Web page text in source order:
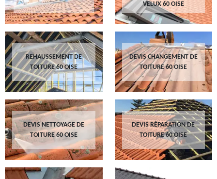
VELUX 60 OISE
REHAUSSEMENT DE
TOITURE 60 OISE
DEVIS CHANGEMENT DE
TOITURE 60 OISE
DEVIS NETTOYAGE DE
TOITURE 60 OISE
DEVIS RÉPARATION DE
TOITURE 60 OISE